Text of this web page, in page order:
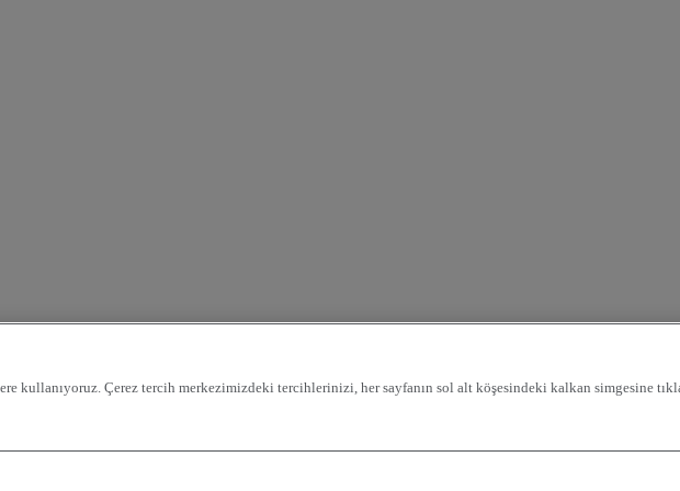
kullanıyoruz. Çerez tercih merkezimizdeki tercihlerinizi, her sayfanın sol alt köşesindeki kalkan simgesine